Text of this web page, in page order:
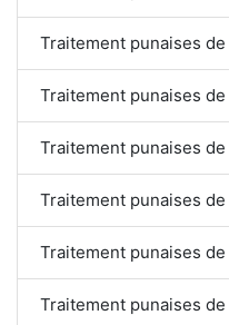
Traitement punaises
Traitement punaises
Traitement punaises
Traitement punaises
Traitement punaises
Traitement punaises